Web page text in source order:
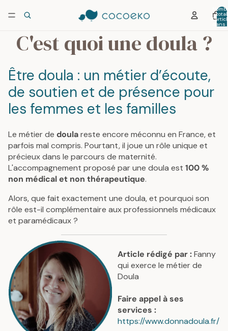
total
dans
C'est quoi une doula ?
Être doula : un métier d’écoute,
de soutien et de présence pour
les femmes et les familles
Le métier de doulareste encore méconnu en France, et
parfois mal compris. Pourtant, il joue un rôle unique et
précieux dans le parcours de maternité.
L'accompagnement proposé par une doula est 100 %
non médical et non thérapeutique.
Alors, que fait exactement une doula, et pourquoi son
rôle est-il complémentaire aux professionnels médicaux
et paramédicaux ?
Article rédigé par :Fanny
qui exerce le métier de
Doula
Faire appel à ses
services :
https://www.donnadoula.fr/